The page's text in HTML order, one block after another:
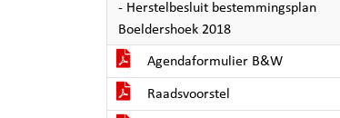
- Herstelbesluit bestemmingsplan
Boeldershoek 2018
Agendaformulier B&W
Raadsvoorstel